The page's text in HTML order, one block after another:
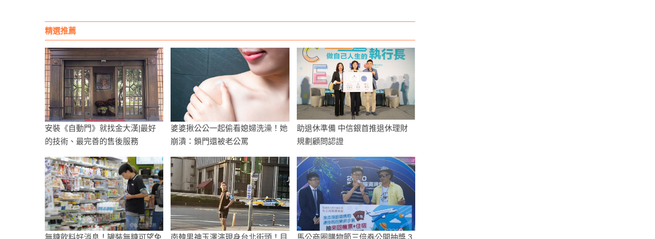
精選推薦
安裝《自動門》就找金大漢|最好
的技術、最完善的售後服務
婆婆揪公公一起偷看媳婦洗澡！她
崩潰：鎖門還被老公罵
助退休準備 中信銀首推退休理財
規劃顧問認證
無糖飲料好消息！罐裝無糖可望免 南韓男神玉澤演現身台北街頭！目 馬公商圈購物節三倍券公開抽獎 3